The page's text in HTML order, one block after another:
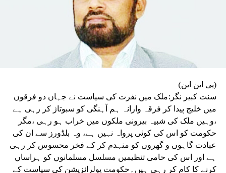
(پی این این)
سنت کبیر نگر:ملک میں نفرت کی سیاست نے جہاں دو فرقوں
میں خلیج پیدا کر فرقہ وارانہ ہم آہنگی کو سبوتاژ کر رہی ہے
،وہیں ملک کی شبیہ بیرونی ملکوں میں خراب ہو رہی ،مگر
حکومت کو اس کی کوئی پرواہ نہیں ہے، وہ بلڈورز سے ان کی
عبادت گاہوں و گھروں کو منہدم کر کے فخر محسوس کر رہی
ہے اور اس کی حامی تنظیمیں مسلسل مسلمانوں کو ہراساں
کرنے کا کام کر رہی ہیں۔حکومت پولرائزیشن کی سیاست کے